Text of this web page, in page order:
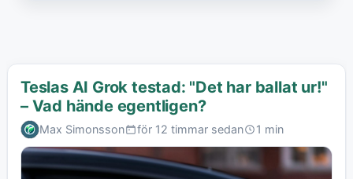
Teslas AI Grok testad: "Det har ballat ur!"
– Vad hände egentligen?
Max Simonsson för 12 timmar sedan 1 min